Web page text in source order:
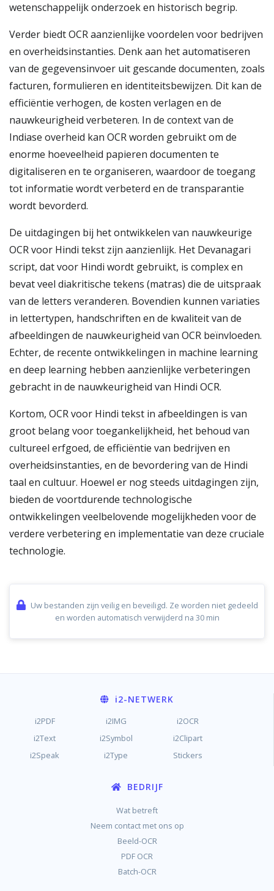
wetenschappelijk onderzoek en historisch begrip.
Verder biedt OCR aanzienlijke voordelen voor bedrijven
en overheidsinstanties. Denk aan het automatiseren
van de gegevensinvoer uit gescande documenten, zoals
facturen, formulieren en identiteitsbewijzen. Dit kan de
efficiëntie verhogen, de kosten verlagen en de
nauwkeurigheid verbeteren. In de context van de
Indiase overheid kan OCR worden gebruikt om de
enorme hoeveelheid papieren documenten te
digitaliseren en te organiseren, waardoor de toegang
tot informatie wordt verbeterd en de transparantie
wordt bevorderd.
De uitdagingen bij het ontwikkelen van nauwkeurige
OCR voor Hindi tekst zijn aanzienlijk. Het Devanagari
script, dat voor Hindi wordt gebruikt, is complex en
bevat veel diakritische tekens (matras) die de uitspraak
van de letters veranderen. Bovendien kunnen variaties
in lettertypen, handschriften en de kwaliteit van de
afbeeldingen de nauwkeurigheid van OCR beïnvloeden.
Echter, de recente ontwikkelingen in machine learning
en deep learning hebben aanzienlijke verbeteringen
gebracht in de nauwkeurigheid van Hindi OCR.
Kortom, OCR voor Hindi tekst in afbeeldingen is van
groot belang voor toegankelijkheid, het behoud van
cultureel erfgoed, de efficiëntie van bedrijven en
overheidsinstanties, en de bevordering van de Hindi
taal en cultuur. Hoewel er nog steeds uitdagingen zijn,
bieden de voortdurende technologische
ontwikkelingen veelbelovende mogelijkheden voor de
verdere verbetering en implementatie van deze cruciale
technologie.
Uw bestanden zijn veilig en beveiligd. Ze worden niet gedeeld
en worden automatisch verwijderd na 30 min
i2-NETWERK
i2PDF i2IMG
i2OCR
i2Text
i2Symbol
i2Clipart
i2Speak
i2Type Stickers
BEDRIJF
Wat betreft
Neem contact met ons op
Beeld-OCR
PDF OCR
Batch-OCR